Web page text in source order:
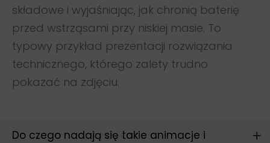
składowe i wyjaśniając, jak chronią baterię
przed wstrząsami przy niskiej masie. To
typowy przykład prezentacji rozwiązania
technicznego, którego zalety trudno
pokazać na zdjęciu.
Do czego nadają się takie animacje i
Wizualizacje 3D
Modelowanie 3D
Filmy instruktażowe
Animacje techniczne
Animacje reklamowe
Wizualizacje wnętrz